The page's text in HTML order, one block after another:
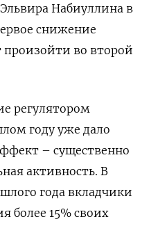
Набиуллина в
снижение
во второй
регулятором
году уже дало
– существенно
активность. В
года вкладчики
более 15% своих